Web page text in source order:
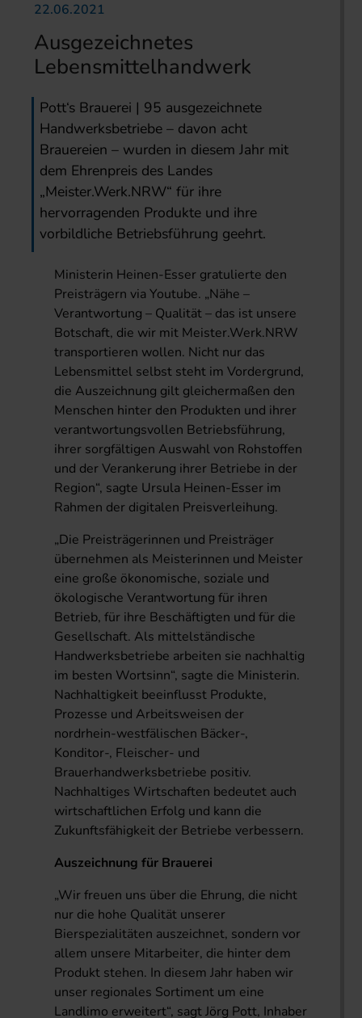
22.06.2021
Ausgezeichnetes
Lebensmittelhandwerk
Pott‘s Brauerei | 95 ausgezeichnete
Handwerksbetriebe – davon acht
Brauereien – wurden in diesem Jahr mit
dem Ehrenpreis des Landes
„Meister.Werk.NRW“ für ihre
hervorragenden Produkte und ihre
vorbildliche Betriebsführung geehrt.
Ministerin Heinen-Esser gratulierte den
Preisträgern via Youtube. „Nähe –
Verantwortung – Qualität – das ist unsere
Botschaft, die wir mit Meister.Werk.NRW
transportieren wollen. Nicht nur das
Lebensmittel selbst steht im Vordergrund,
die Auszeichnung gilt gleichermaßen den
Menschen hinter den Produkten und ihrer
verantwortungsvollen Betriebsführung,
ihrer sorgfältigen Auswahl von Rohstoffen
und der Verankerung ihrer Betriebe in der
Region“, sagte Ursula Heinen-Esser im
Rahmen der digitalen Preisverleihung.
„Die Preisträgerinnen und Preisträger
übernehmen als Meisterinnen und Meister
eine große ökonomische, soziale und
ökologische Verantwortung für ihren
Betrieb, für ihre Beschäftigten und für die
Gesellschaft. Als mittelständische
Handwerksbetriebe arbeiten sie nachhaltig
im besten Wortsinn“, sagte die Ministerin.
Nachhaltigkeit beeinflusst Produkte,
Prozesse und Arbeitsweisen der
nordrhein-westfälischen Bäcker-,
Konditor-, Fleischer- und
Brauerhandwerksbetriebe positiv.
Nachhaltiges Wirtschaften bedeutet auch
wirtschaftlichen Erfolg und kann die
Zukunftsfähigkeit der Betriebe verbessern.
Auszeichnung für Brauerei
„Wir freuen uns über die Ehrung, die nicht
nur die hohe Qualität unserer
Bierspezialitäten auszeichnet, sondern vor
allem unsere Mitarbeiter, die hinter dem
Produkt stehen. In diesem Jahr haben wir
unser regionales Sortiment um eine
Landlimo erweitert“, sagt Jörg Pott, Inhaber